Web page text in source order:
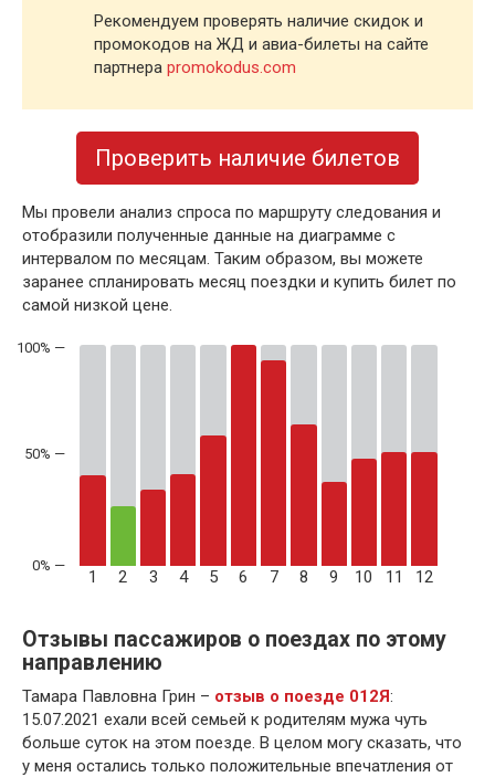
Рекомендуем проверять наличие скидок и
промокодов на ЖД и авиа-билеты на сайте
партнера promokodus.com
Проверить наличие билетов
Мы провели анализ спроса по маршруту следования и
отобразили полученные данные на диаграмме с
интервалом по месяцам. Таким образом, вы можете
заранее спланировать месяц поездки и купить билет по
самой низкой цене.
50% —
1 2 3 4 5 6 7 8 9 10 11 12
Отзывы пассажиров о поездах по этому
направлению
Тамара Павловна Грин – отзыв о поезде 012Я:
15.07.2021 ехали всей семьей к родителям мужа чуть
больше суток на этом поезде. В целом могу сказать, что
у меня остались только положительные впечатления от